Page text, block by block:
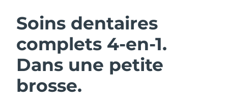
Soins dentaires
complets 4-en-1.
Dans une petite
brosse.
Nettoyage du visage
Anti-aging massage
Lifting
Microcurrent toning
Autriche Livraison estimée
Bahreïn Livraison estimée
Belgique Livraison estimée
Bermudes